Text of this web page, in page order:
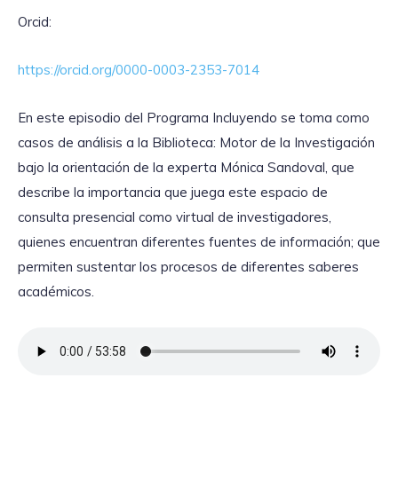
Orcid:
https://orcid.org/0000-0003-2353-7014
En este episodio del Programa Incluyendo se toma como
casos de análisis a la Biblioteca: Motor de la Investigación
bajo la orientación de la experta Mónica Sandoval, que
describe la importancia que juega este espacio de
consulta presencial como virtual de investigadores,
quienes encuentran diferentes fuentes de información; que
permiten sustentar los procesos de diferentes saberes
académicos.